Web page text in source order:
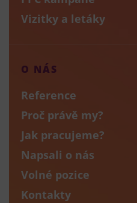
Vizitky a letáky
O NÁS
Reference
Proč právě my?
Jak pracujeme?
Napsali o nás
Volné pozice
Kontakty